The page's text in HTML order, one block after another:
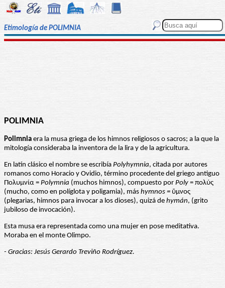
Etimología de POLIMNIA
POLIMNIA
Polimnia era la musa griega de los himnos religiosos o sacros; a la que la
mitología consideraba la inventora de la lira y de la agricultura.
En latín clásico el nombre se escribía Polyhymnia, citada por autores
romanos como Horacio y Ovidio, término procedente del griego antiguo
Πολυμνία = Polymnia (muchos himnos), compuesto por Poly = πολύς
(mucho, como en políglota y poligamia), más hymnos = ὕμνος
(plegarias, himnos para invocar a los dioses), quizá de hymán, (grito
jubiloso de invocación).
Esta musa era representada como una mujer en pose meditativa.
Moraba en el monte Olimpo.
- Gracias: Jesús Gerardo Treviño Rodríguez.